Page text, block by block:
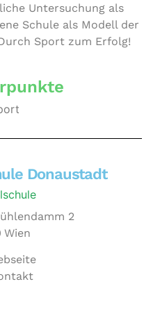
Unter­su­chung als
Schule als Modell der
Sport zum Erfolg!
Donaustadt
2
Wien